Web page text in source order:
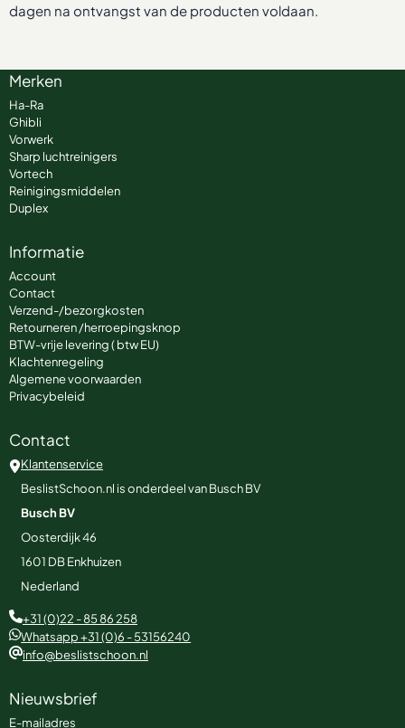
dagen na ontvangst van de producten voldaan.
Merken
Ha-Ra
Ghibli
Vorwerk
Sharp luchtreinigers
Vortech
Reinigingsmiddelen
Duplex
Informatie
Account
Contact
Verzend-/bezorgkosten
Retourneren /herroepingsknop
BTW-vrije levering ( btw EU)
Klachtenregeling
Algemene voorwaarden
Privacybeleid
Contact
Klantenservice
BeslistSchoon.nl is onderdeel van Busch BV
Busch BV
Oosterdijk 46
1601 DBEnkhuizen
Nederland
+31 (0)22 - 85 86 258
Whatsapp +31 (0)6 - 53156240
info@beslistschoon.nl
Nieuwsbrief
E-mailadres